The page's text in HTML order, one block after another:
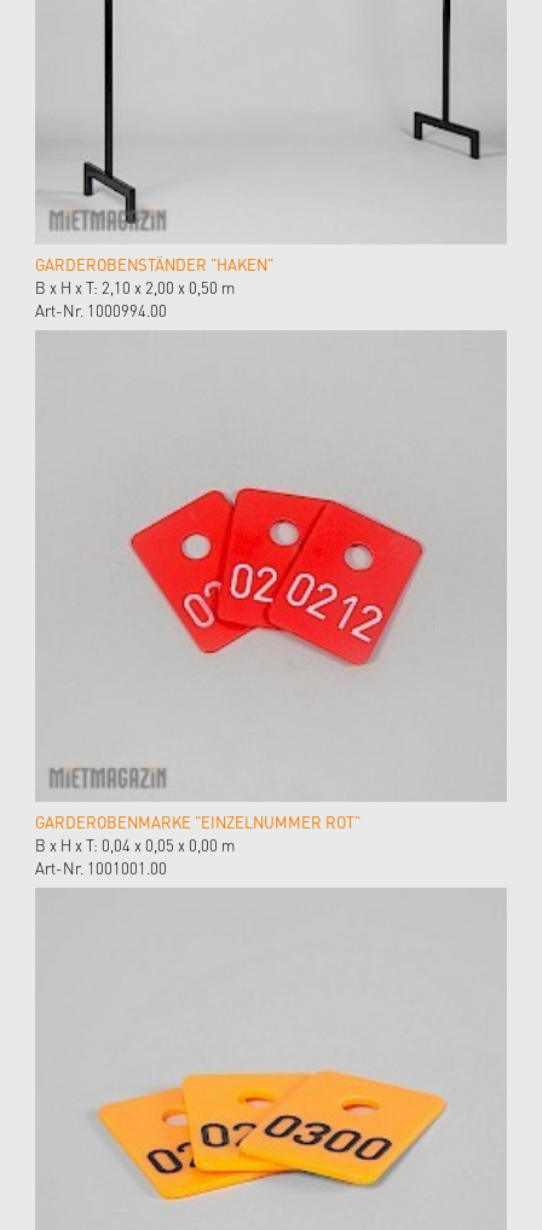
GARDEROBENSTÄNDER "HAKEN"
B x H x T: 2,10 x 2,00 x 0,50 m
Art-Nr. 1000994.00
GARDEROBENMARKE "EINZELNUMMER ROT"
B x H x T: 0,04 x 0,05 x 0,00 m
Art-Nr. 1001001.00